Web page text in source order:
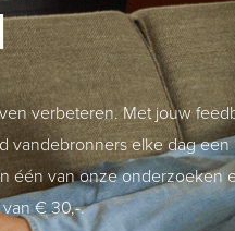
verbeteren. Met jouw
vandebronners elke dag een
één van onze onderzoeken
€ 30,-.